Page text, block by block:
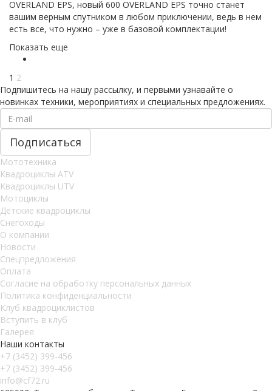
OVERLAND EPS, новый 600 OVERLAND EPS точно станет
вашим верным спутником в любом приключении, ведь в нем
есть все, что нужно – уже в базовой комплектации!
Показать еще
1 2
Подпишитесь на нашу рассылку, и первыми узнавайте о
новинках техники, мероприятиях и специальных предложениях.
Мототехника
Квадроциклы ATV
Квадроциклы UTV
Мотоциклы
Детские квадроциклы
Снегоходы
О компании
Новости
Спецпредложения
Оплата
Согласие на обработку персональных данных
Политика конфиденциальности
Клуб квадроциклистов
Вступить в клуб
Галерея
Наши контакты
+7 (3452) 399-456
+7 (3452) 399-456
info@cf72.ru